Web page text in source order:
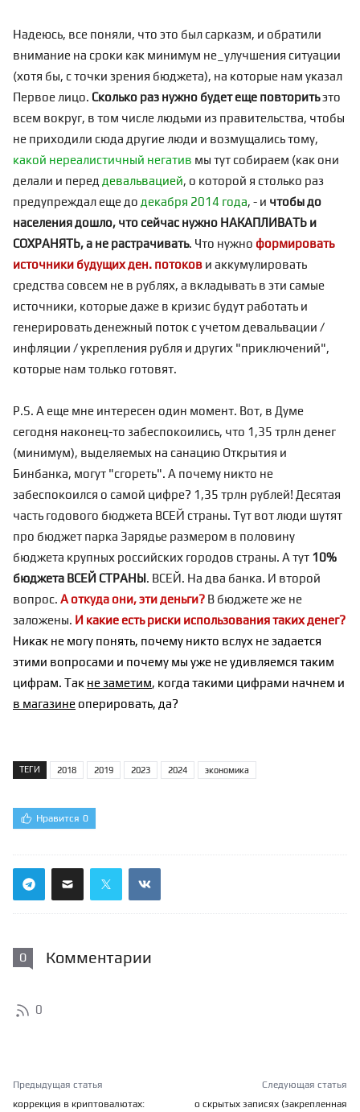
Надеюсь, все поняли, что это был сарказм, и обратили
внимание на сроки как минимум не_улучшения ситуации
(хотя бы, с точки зрения бюджета), на которые нам указал
Первое лицо. Сколько раз нужно будет еще повторитьэто
всем вокруг, в том числе людьми из правительства, чтобы
не приходили сюда другие люди и возмущались тому,
какой нереалистичный негатив мы тут собираем (как они
делали и перед девальвацией, о которой я столько раз
предупреждал еще до декабря 2014 года, - и чтобы до
населения дошло, что сейчас нужно НАКАПЛИВАТЬ и
СОХРАНЯТЬ, а не растрачивать. Что нужно формировать
источники будущих ден. потоков и аккумулировать
средства совсем не в рублях, а вкладывать в эти самые
источники, которые даже в кризис будут работать и
генерировать денежный поток с учетом девальвации /
инфляции / укрепления рубля и других "приключений",
которые нам только готовят.
P.S. А еще мне интересен один момент. Вот, в Думе
сегодня наконец-то забеспокоились, что 1,35 трлн денег
(минимум), выделяемых на санацию Открытия и
Бинбанка, могут "сгореть". А почему никто не
забеспокоился о самой цифре? 1,35 трлн рублей! Десятая
часть годового бюджета ВСЕЙ страны. Тут вот люди шутят
про бюджет парка Зарядье размером в половину
бюджета крупных российских городов страны. А тут 10%
бюджета ВСЕЙ СТРАНЫ. ВСЕЙ. На два банка. И второй
вопрос. А откуда они, эти деньги? В бюджете же не
заложены. И какие есть риски использования таких денег?
Никак не могу понять, почему никто вслух не задается
этими вопросами и почему мы уже не удивляемся таким
цифрам. Так не заметим, когда такими цифрами начнем и
в магазинеоперировать, да?
ТЕГИ 2018 2019 2023 2024 экономика
Нравится 0
0 Комментарии
0
Предыдущая статья
коррекция в криптовалютах:
Следующая статья
о скрытых записях (закрепленная